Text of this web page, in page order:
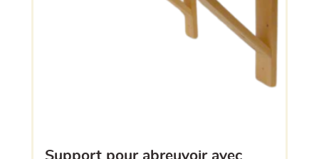
support pour abreuvoir avec